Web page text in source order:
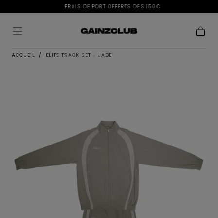
Passer au FRAIS DE PORT OFFERTS DÈS 150€
ACCUEIL / ELITE TRACK SET - JADE